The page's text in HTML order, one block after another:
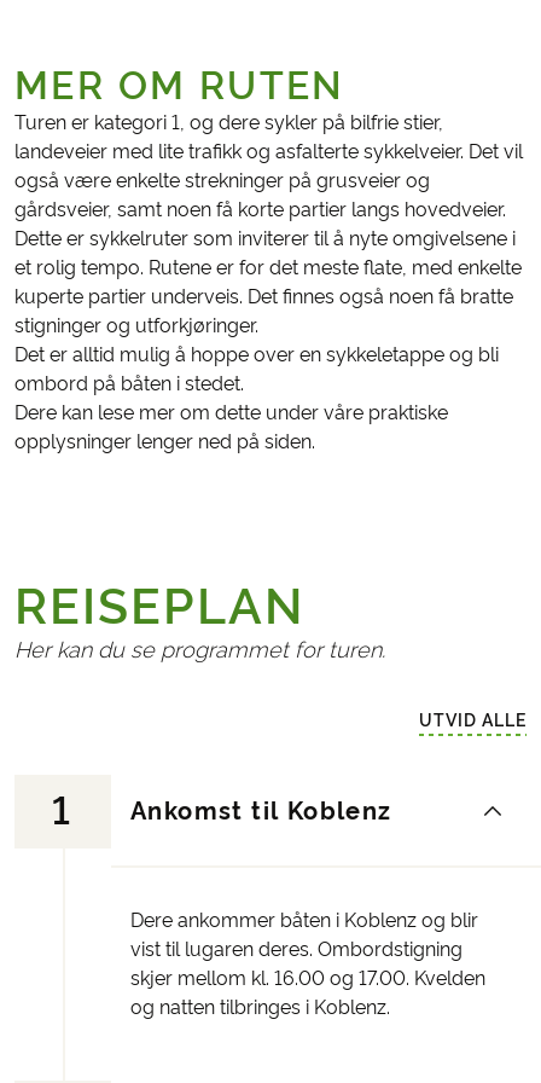
MER OM RUTEN
Turen er kategori 1, og dere sykler på bilfrie stier,
landeveier med lite trafikk og asfalterte sykkelveier. Det vil
også være enkelte strekninger på grusveier og
gårdsveier, samt noen få korte partier langs hovedveier.
Dette er sykkelruter som inviterer til å nyte omgivelsene i
et rolig tempo. Rutene er for det meste flate, med enkelte
kuperte partier underveis. Det finnes også noen få bratte
stigninger og utforkjøringer.
Det er alltid mulig å hoppe over en sykkeletappe og bli
ombord på båten i stedet.
Dere kan lese mer om dette under våre praktiske
opplysninger lenger ned på siden.
REISEPLAN
Her kan du se programmet for turen.
UTVID ALLE
1 Ankomst til Koblenz
Dere ankommer båten i Koblenz og blir
vist til lugaren deres. Ombordstigning
skjer mellom kl. 16.00 og 17.00. Kvelden
og natten tilbringes i Koblenz.